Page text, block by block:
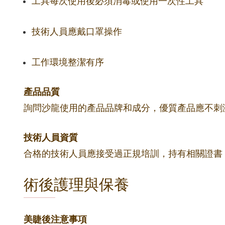
技術人員應戴口罩操作
工作環境整潔有序
產品品質
詢問沙龍使用的產品品牌和成分，優質產品應不
技術人員資質
合格的技術人員應接受過正規培訓，持有相關證
術後護理與保養
美睫後注意事項